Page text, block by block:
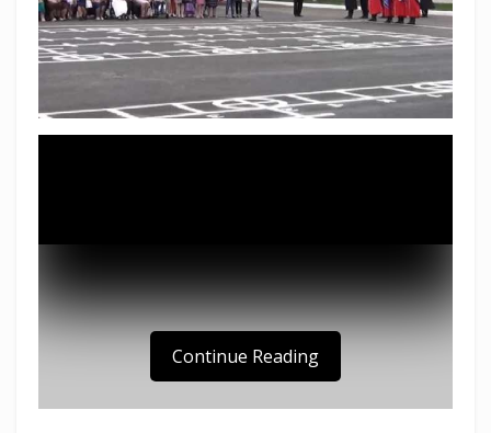
Continue Reading